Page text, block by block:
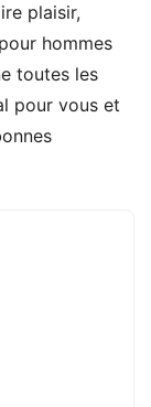
plaisir,
hommes
toutes les
pour vous et